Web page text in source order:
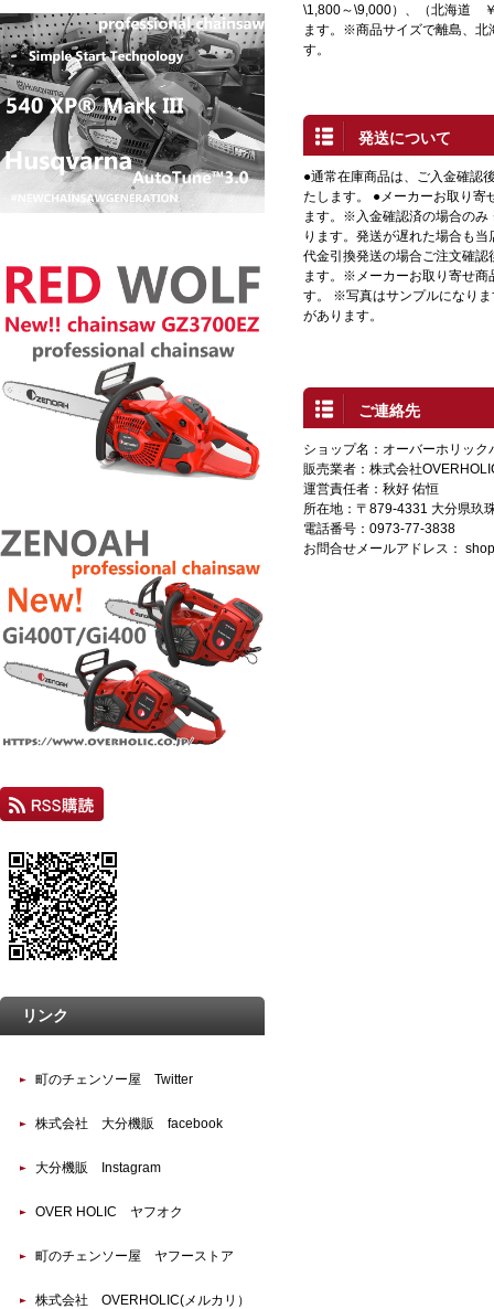
\1,800～\9,000）、（北海道
ます。※商品サイズで離島、北
す。
発送について
●通常在庫商品は、ご入金確認
たします。 ●メーカーお取り寄
ます。※入金確認済の場合の
ります。発送が遅れた場合も
代金引換発送の場合ご注文確
ます。※メーカーお取り寄せ商
す。 ※写真はサンプルになり
があります。
ご連絡先
ショップ名：オーバーホリック
販売業者：株式会社
運営責任者：秋好 佑恒
所在地：〒879-4331 大分県玖
電話番号：0973-77-3838
お問合せメールアドレス：
リンク
町のチェンソー屋 Twitter
株式会社 大分機販 facebook
大分機販 Instagram
OVER HOLIC ヤフオク
町のチェンソー屋 ヤフーストア
株式会社 OVERHOLIC(メルカリ）